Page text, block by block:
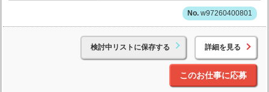
w97260400801
検討中リストに保存する 詳細を見る
このお仕事に応募